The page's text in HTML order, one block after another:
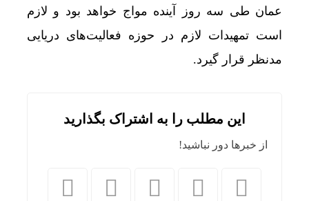
عمان طی سه روز آینده مواج خواهد بود و لازم
است تمهیدات لازم در حوزه فعالیت‌های دریایی
مدنظر قرار گیرد.
این مطلب را به اشتراک بگذارید
از خبرها دور نباشید!